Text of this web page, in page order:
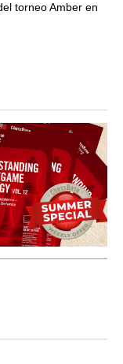
torneo Amber en